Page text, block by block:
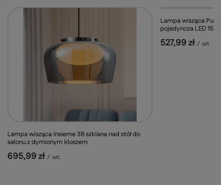
Lampa wisząca Insieme 38 szklana nad stół do
salonu z dymionym kloszem
695,99 zł / szt.
Lampa wisząca
pojedyncza LED
527,99 zł / szt.